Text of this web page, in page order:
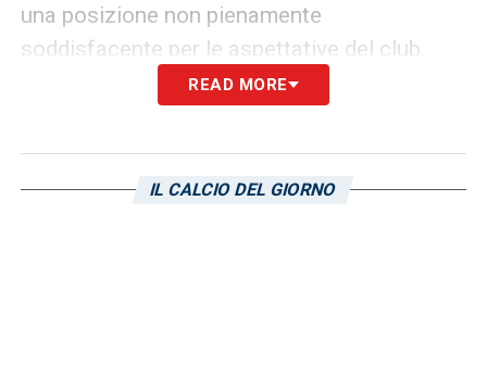
una posizione non pienamente
soddisfacente per le aspettative del club.
A rendere più complicata la settimana per i
impegnata in trasferta contro il Bodo Glimt in
READ MORE
IL CALCIO DEL GIORNO